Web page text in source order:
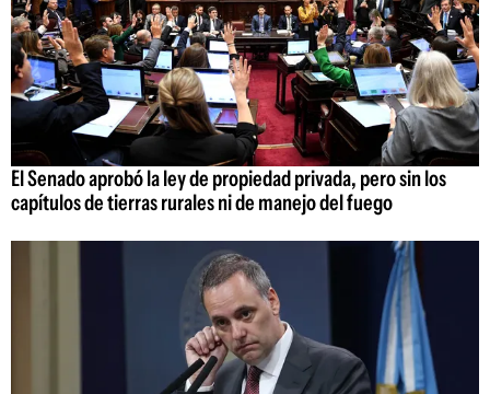
El Senado aprobó la ley de propiedad privada, pero sin los
capítulos de tierras rurales ni de manejo del fuego